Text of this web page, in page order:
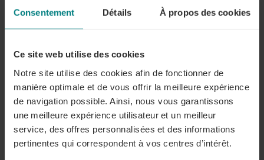
Consentement Détails À propos des cookies
Ce site web utilise des cookies
Notre site utilise des cookies afin de fonctionner de
manière optimale et de vous offrir la meilleure expérience
de navigation possible. Ainsi, nous vous garantissons
une meilleure expérience utilisateur et un meilleur
service, des offres personnalisées et des informations
pertinentes qui correspondent à vos centres d’intérêt.
Lire plus
Quelles sont les sanctions susceptibles
d’être infligées ?
Lire plus